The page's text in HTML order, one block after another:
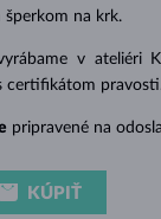
SVADOBNÉ
BIELE ZLATO
ŽLTÉ ZLATO
RUŽOVÉ ZLATO
ŽLTÉ ZLATO
BIELE ZLATO
šperkom na krk.
v ateliéri
certifikátom
pripravené na
KÚPIŤ